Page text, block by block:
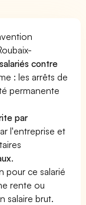
contre
: les arrêts de
permanente
par
l'entreprise et
.
pour ce salarié
rente ou
salaire brut.